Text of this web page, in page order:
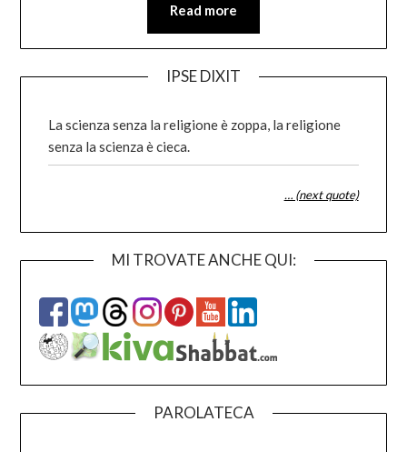
Read more
IPSE DIXIT
La scienza senza la religione è zoppa, la religione
senza la scienza è cieca.
… (next quote)
MI TROVATE ANCHE QUI:
PAROLATECA